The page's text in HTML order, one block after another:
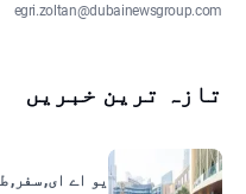
egri.zoltan@dubainewsgroup.com
تازہ ترین خبریں
یو اے ای, سفر,